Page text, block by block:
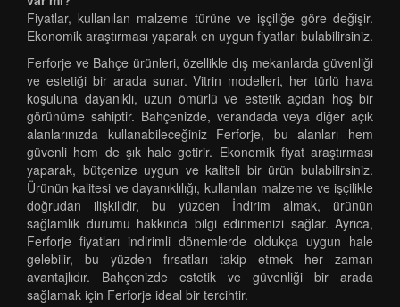
Fiyatlar, kullanılan malzeme türüne ve işçiliğe göre değişir.
Ekonomik araştırması yaparak en uygun fiyatları bulabilirsiniz.
Ferforje ve Bahçe ürünleri, özellikle dış mekanlarda güvenliği
ve estetiği bir arada sunar. Vitrin modelleri, her türlü hava
koşuluna dayanıklı, uzun ömürlü ve estetik açıdan hoş bir
görünüme sahiptir. Bahçenizde, verandada veya diğer açık
alanlarınızda kullanabileceğiniz Ferforje, bu alanları hem
güvenli hem de şık hale getirir. Ekonomik fiyat araştırması
yaparak, bütçenize uygun ve kaliteli bir ürün bulabilirsiniz.
Ürünün kalitesi ve dayanıklılığı, kullanılan malzeme ve işçilikle
doğrudan ilişkilidir, bu yüzden İndirim almak, ürünün
sağlamlık durumu hakkında bilgi edinmenizi sağlar. Ayrıca,
Ferforje fiyatları indirimli dönemlerde oldukça uygun hale
gelebilir, bu yüzden fırsatları takip etmek her zaman
avantajlıdır. Bahçenizde estetik ve güvenliği bir arada
sağlamak için Ferforje ideal bir tercihtir.